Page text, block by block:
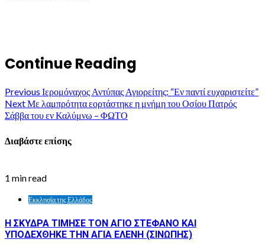
Continue Reading
Previous Ιερομόναχος Αντύπας Αγιορείτης: “Εν παντί ευχαριστείτε”
NextΜε λαμπρότητα εορτάστηκε η μνήμη του Οσίου Πατρός
Σάββα του εν Καλύμνω – ΦΩΤΟ
Διαβάστε επίσης
1 min read
Εκκλησία της Ελλάδος
Η ΣΚΥΔΡΑ ΤΙΜΗΣΕ ΤΟΝ ΑΓΙΟ ΣΤΕΦΑΝΟ ΚΑΙ
ΥΠΟΔΕΧΘΗΚΕ ΤΗΝ ΑΓΙΑ ΕΛΕΝΗ (ΣΙΝΩΠΗΣ)